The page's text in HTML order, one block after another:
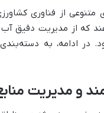
از فناوری
که از مدیریت دقیق
در ادامه، به
و مدیریت